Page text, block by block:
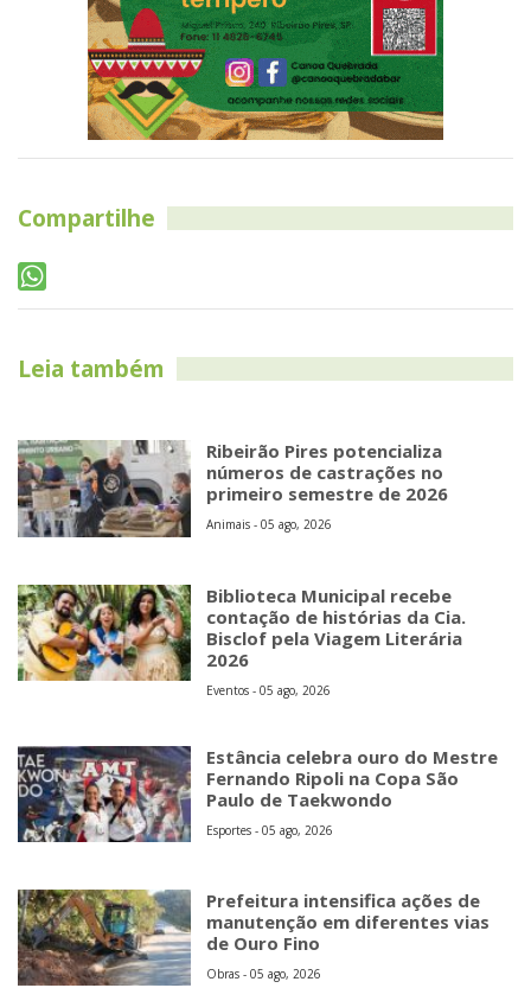
Compartilhe
Leia também
Ribeirão Pires potencializa
números de castrações no
primeiro semestre de 2026
Animais - 05 ago, 2026
Biblioteca Municipal recebe
contação de histórias da Cia.
Bisclof pela Viagem Literária
2026
Eventos - 05 ago, 2026
Estância celebra ouro do Mestre
Fernando Ripoli na Copa São
Paulo de Taekwondo
Esportes - 05 ago, 2026
Prefeitura intensifica ações de
manutenção em diferentes vias
de Ouro Fino
Obras - 05 ago, 2026